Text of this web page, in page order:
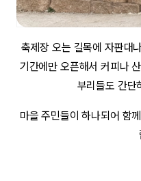
축제장 오는 길목에 자판대
기간에만 오픈해서 커피나
부리들도 간단
마을 주민들이 하나되어 함